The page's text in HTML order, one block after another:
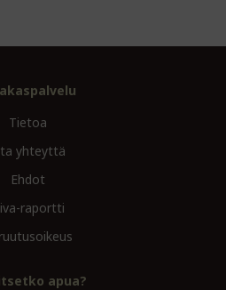
Tietoa
yhteyttä
Ehdot
raportti
apua?